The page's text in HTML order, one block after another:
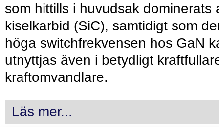
som hittills i huvudsak dominerats
kiselkarbid (SiC), samtidigt som
höga switchfrekvensen hos GaN
utnyttjas även i betydligt
kraftomvandlare.
Läs mer...